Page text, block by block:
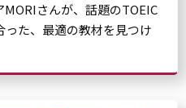
さんが、話題のTOEIC
た、最適の教材を見つけ